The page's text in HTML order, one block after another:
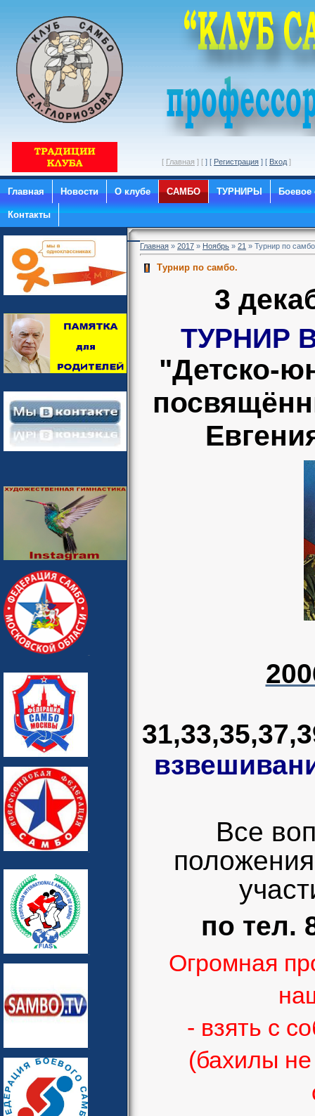
[ Главная ] [ ] [ Регистрация ] [ Вход
Главная Новости О клубе САМБО ТУРНИРЫ Боевое
Контакты
Главная » 2017 » Ноябрь » 21 » Турнир по
Турнир по самбо.
3
ТУРНИР
"Детско-
Все
по тел.
Огромная
- взять с
(бахилы